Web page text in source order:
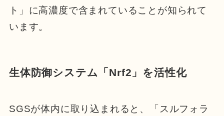
ト」に高濃度で含まれていることが知られて
います。
生体防御システム「Nrf2」を活性化
SGSが体内に取り込まれると、「スルフォラ